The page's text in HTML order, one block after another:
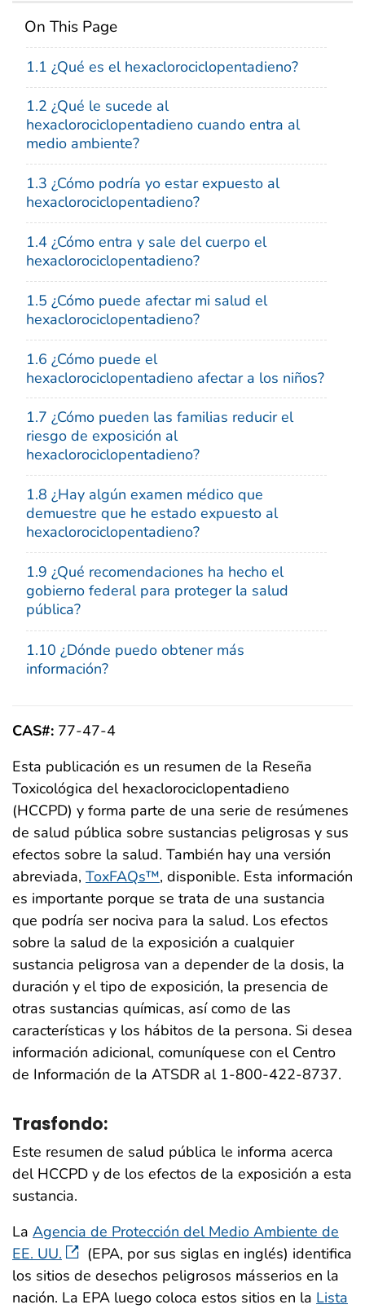
On This Page
1.1 ¿Qué es el hexaclorociclopentadieno?
1.2 ¿Qué le sucede al
hexaclorociclopentadieno cuando entra al
medio ambiente?
1.3 ¿Cómo podría yo estar expuesto al
hexaclorociclopentadieno?
1.4 ¿Cómo entra y sale del cuerpo el
hexaclorociclopentadieno?
1.5 ¿Cómo puede afectar mi salud el
hexaclorociclopentadieno?
1.6 ¿Cómo puede el
hexaclorociclopentadieno afectar a los niños?
1.7 ¿Cómo pueden las familias reducir el
riesgo de exposición al
hexaclorociclopentadieno?
1.8 ¿Hay algún examen médico que
demuestre que he estado expuesto al
hexaclorociclopentadieno?
1.9 ¿Qué recomendaciones ha hecho el
gobierno federal para proteger la salud
pública?
1.10 ¿Dónde puedo obtener más
información?
CAS#: 77-47-4
Esta publicación es un resumen de la Reseña
Toxicológica del hexaclorociclopentadieno
(HCCPD) y forma parte de una serie de resúmenes
de salud pública sobre sustancias peligrosas y sus
efectos sobre la salud. También hay una versión
abreviada, ToxFAQs™, disponible. Esta información
es importante porque se trata de una sustancia
que podría ser nociva para la salud. Los efectos
sobre la salud de la exposición a cualquier
sustancia peligrosa van a depender de la dosis, la
duración y el tipo de exposición, la presencia de
otras sustancias químicas, así como de las
características y los hábitos de la persona. Si desea
información adicional, comuníquese con el Centro
de Información de la ATSDR al 1-800-422-8737.
Trasfondo:
Este resumen de salud pública le informa acerca
del HCCPD y de los efectos de la exposición a esta
sustancia.
La Agencia de Protección del Medio Ambiente de
EE. UU.
(EPA, por sus siglas en inglés) identifica
los sitios de desechos peligrosos másserios en la
nación. La EPA luego coloca estos sitios en la Lista